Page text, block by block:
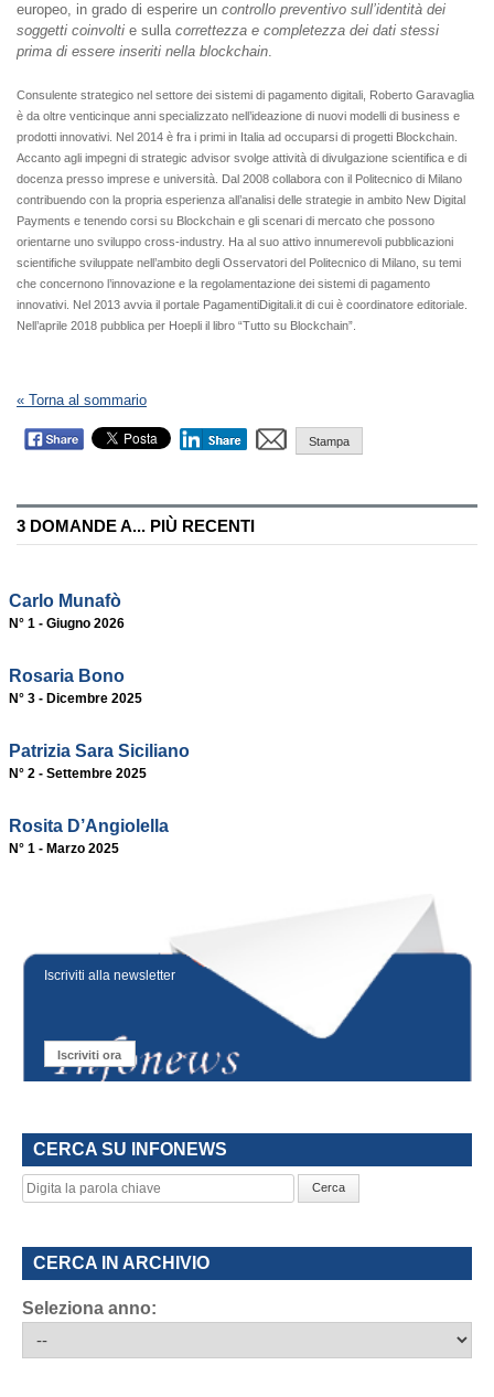
europeo, in grado di esperire un controllo preventivo sull’identità dei
soggetti coinvolti e sulla correttezza e completezza dei dati stessi
prima di essere inseriti nella blockchain.
Consulente strategico nel settore dei sistemi di pagamento digitali, Roberto Garavaglia
è da oltre venticinque anni specializzato nell’ideazione di nuovi modelli di business e
prodotti innovativi. Nel 2014 è fra i primi in Italia ad occuparsi di progetti Blockchain.
Accanto agli impegni di strategic advisor svolge attività di divulgazione scientifica e di
docenza presso imprese e università. Dal 2008 collabora con il Politecnico di Milano
contribuendo con la propria esperienza all’analisi delle strategie in ambito New Digital
Payments e tenendo corsi su Blockchain e gli scenari di mercato che possono
orientarne uno sviluppo cross-industry. Ha al suo attivo innumerevoli pubblicazioni
scientifiche sviluppate nell’ambito degli Osservatori del Politecnico di Milano, su temi
che concernono l’innovazione e la regolamentazione dei sistemi di pagamento
innovativi. Nel 2013 avvia il portale PagamentiDigitali.it di cui è coordinatore editoriale.
Nell’aprile 2018 pubblica per Hoepli il libro “Tutto su Blockchain”.
« Torna al sommario
Stampa
3 DOMANDE A... PIÙ RECENTI
Carlo Munafò
N° 1 - Giugno 2026
Rosaria Bono
N° 3 - Dicembre 2025
Patrizia Sara Siciliano
N° 2 - Settembre 2025
Rosita D’Angiolella
N° 1 - Marzo 2025
Iscriviti alla newsletter
Iscriviti ora
CERCA SU INFONEWS
Cerca
CERCA IN ARCHIVIO
Seleziona anno: